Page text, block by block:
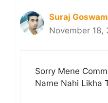
Suraj
November 18,
Sorry Mene
Name Nahi Likha